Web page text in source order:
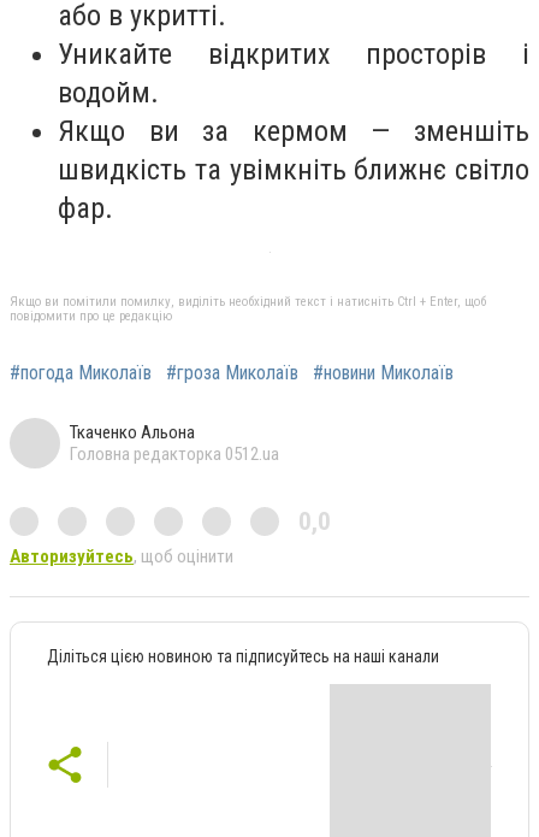
або в укритті.
Уникайте відкритих просторів і
водойм.
Якщо ви за кермом — зменшіть
швидкість та увімкніть ближнє світло
фар.
Якщо ви помітили помилку, виділіть необхідний текст і натисніть Ctrl + Enter, щоб
повідомити про це редакцію
#погода Миколаїв #гроза Миколаїв #новини Миколаїв
Ткаченко Альона
Головна редакторка 0512.ua
0,0
Авторизуйтесь, щоб оцінити
Діліться цією новиною та підписуйтесь на наші канали